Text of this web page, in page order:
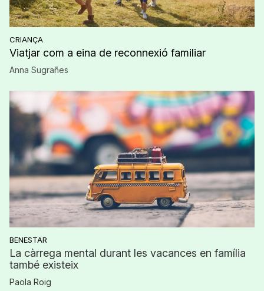
CRIANÇA
Viatjar com a eina de reconnexió familiar
Anna Sugrañes
BENESTAR
La càrrega mental durant les vacances en família
també existeix
Paola Roig